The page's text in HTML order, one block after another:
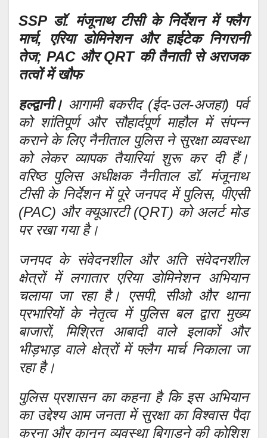
SSP डॉ. मंजूनाथ टीसी के निर्देशन में फ्लैग
मार्च, एरिया डोमिनेशन और हाईटेक निगरानी
तेज; PAC और QRT की तैनाती से अराजक
तत्वों में खौफ
हल्द्वानी। आगामी बकरीद (ईद-उल-अजहा) पर्व
को शांतिपूर्ण और सौहार्दपूर्ण माहौल में संपन्न
कराने के लिए नैनीताल पुलिस ने सुरक्षा व्यवस्था
को लेकर व्यापक तैयारियां शुरू कर दी हैं।
वरिष्ठ पुलिस अधीक्षक नैनीताल डॉ. मंजूनाथ
टीसी के निर्देशन में पूरे जनपद में पुलिस, पीएसी
(PAC) और क्यूआरटी (QRT) को अलर्ट मोड
पर रखा गया है।
जनपद के संवेदनशील और अति संवेदनशील
क्षेत्रों में लगातार एरिया डोमिनेशन अभियान
चलाया जा रहा है। एसपी, सीओ और थाना
प्रभारियों के नेतृत्व में पुलिस बल द्वारा मुख्य
बाजारों, मिश्रित आबादी वाले इलाकों और
भीड़भाड़ वाले क्षेत्रों में फ्लैग मार्च निकाला जा
रहा है।
पुलिस प्रशासन का कहना है कि इस अभियान
का उद्देश्य आम जनता में सुरक्षा का विश्वास पैदा
करना और कानून व्यवस्था बिगाड़ने की कोशिश